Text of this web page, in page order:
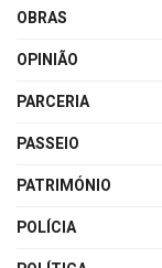
OBRAS
OPINIÃO
PARCERIA
PASSEIO
PATRIMÓNIO
POLÍCIA